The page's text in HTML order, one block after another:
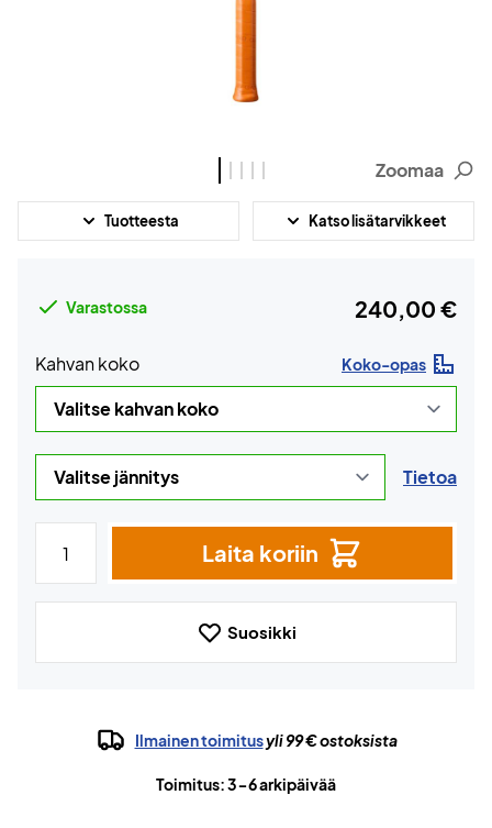
Zoomaa
Tuotteesta Katso lisätarvikkeet
Varastossa 240,00 €
Kahvan koko Koko-opas
Tietoa
Laita koriin
Suosikki
Ilmainen toimitusyli 99 € ostoksista
Toimitus: 3-6 arkipäivää